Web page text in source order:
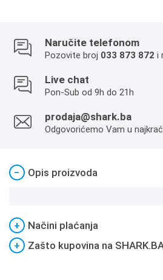
Naručite telefonom
Pozovite broj 033 873 872 i
Live chat
Pon-Sub od 9h do 21h
prodaja@shark.ba
Odgovorićemo Vam u
− Opis proizvoda
+
Načini plaćanja
+
Zašto kupovina na